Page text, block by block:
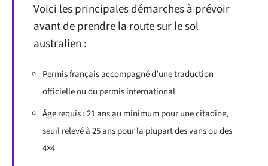
Voici les principales démarches à prévoir
avant de prendre la route sur le sol
australien :
Permis français accompagné d’une traduction
officielle ou du permis international
Âge requis : 21 ans au minimum pour une citadine,
seuil relevé à 25 ans pour la plupart des vans ou des
4×4